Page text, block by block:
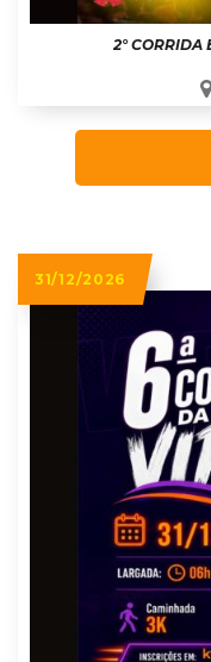
31/12/2026